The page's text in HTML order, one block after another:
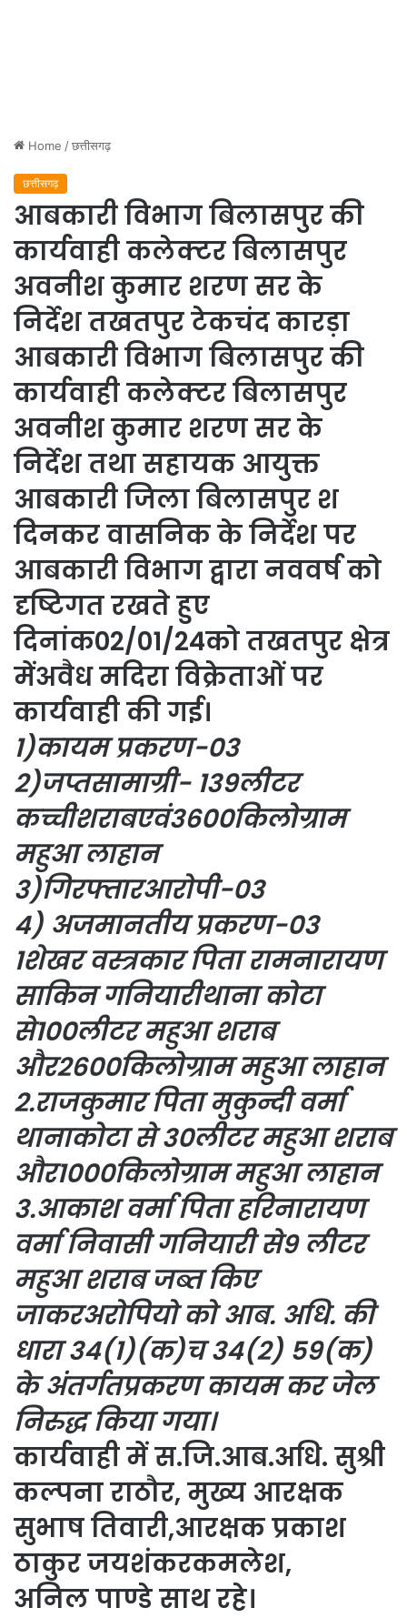
Home /छत्तीसगढ़
छत्तीसगढ़
आबकारी विभाग बिलासपुर की
कार्यवाही कलेक्टर बिलासपुर
अवनीश कुमार शरण सर के
निर्देश तखतपुर टेकचंद कारड़ा
आबकारी विभाग बिलासपुर की
कार्यवाही कलेक्टर बिलासपुर
अवनीश कुमार शरण सर के
निर्देश तथा सहायक आयुक्त
आबकारी जिला बिलासपुर श
दिनकर वासनिक के निर्देश पर
आबकारी विभाग द्वारा नववर्ष को
दृष्टिगत रखते हुए
दिनांक02/01/24को तखतपुर क्षेत्र
मेंअवैध मदिरा विक्रेताओं पर
कार्यवाही की गई।
1)कायम प्रकरण-03
2)जप्तसामाग्री- 139लीटर
कच्चीशराबएवं3600किलोग्राम
महुआ लाहान
3)गिरफ्तारआरोपी-03
4) अजमानतीय प्रकरण-03
1शेखर वस्त्रकार पिता रामनारायण
साकिन गनियारीथाना कोटा
से100लीटर महुआ शराब
और2600किलोग्राम महुआ लाहान
2.राजकुमार पिता मुकुन्दी वर्मा
थानाकोटा से 30लीटर महुआ शराब
और1000किलोग्राम महुआ लाहान
3.आकाश वर्मा पिता हरिनारायण
वर्मा निवासी गनियारी से9 लीटर
महुआ शराब जब्त किए
जाकरअरोपियो को आब. अधि. की
धारा 34(1)(क)च 34(2) 59(क)
के अंतर्गतप्रकरण कायम कर जेल
निरुद्ध किया गया।
कार्यवाही में स.जि.आब.अधि. सुश्री
कल्पना राठौर, मुख्य आरक्षक
सुभाष तिवारी,आरक्षक प्रकाश
ठाकुर जयशंकरकमलेश,
अनिल पाण्डे साथ रहे।